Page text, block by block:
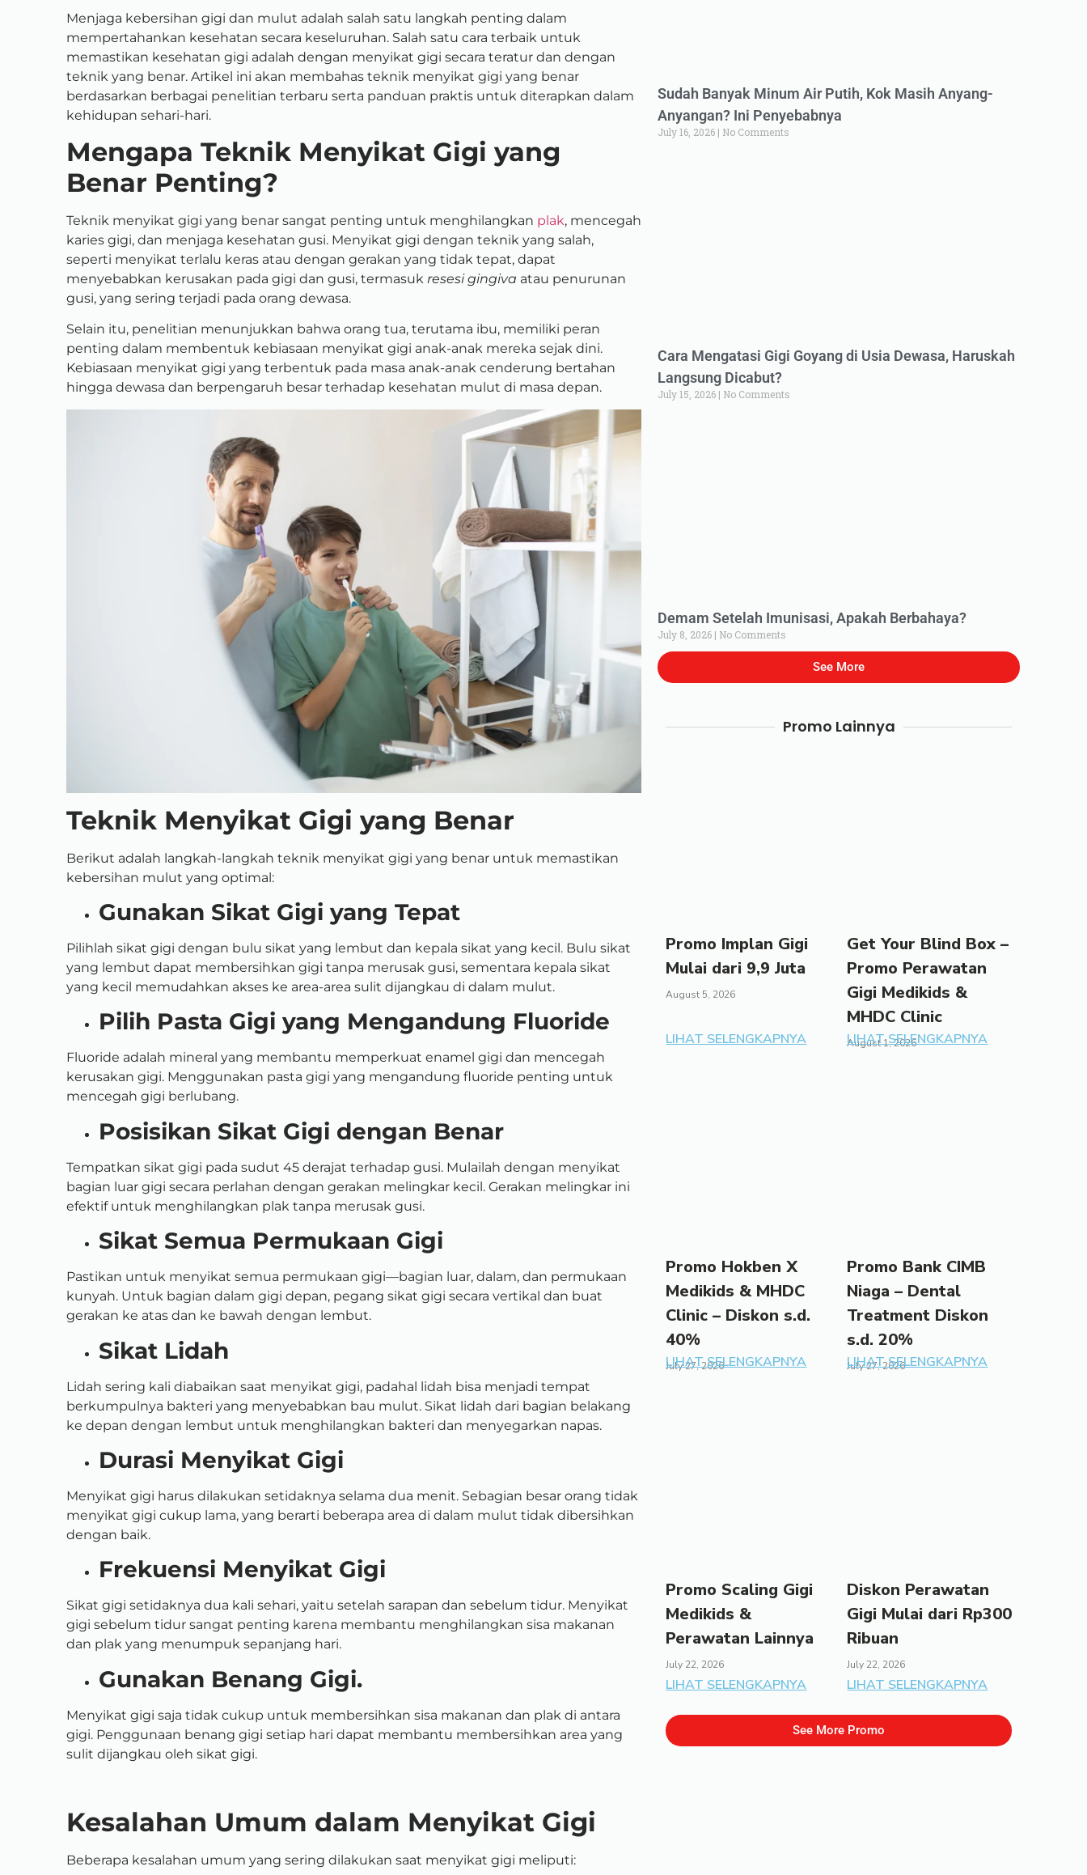
Menjaga kebersihan gigi dan mulut adalah salah satu langkah penting dalam
mempertahankan kesehatan secara keseluruhan. Salah satu cara terbaik untuk
memastikan kesehatan gigi adalah dengan menyikat gigi secara teratur dan dengan
teknik yang benar. Artikel ini akan membahas teknik menyikat gigi yang benar
berdasarkan berbagai penelitian terbaru serta panduan praktis untuk diterapkan dalam
kehidupan sehari-hari.
Mengapa Teknik Menyikat Gigi yang
Benar Penting?
Teknik menyikat gigi yang benar sangat penting untuk menghilangkan plak, mencegah
karies gigi, dan menjaga kesehatan gusi. Menyikat gigi dengan teknik yang salah,
seperti menyikat terlalu keras atau dengan gerakan yang tidak tepat, dapat
menyebabkan kerusakan pada gigi dan gusi, termasuk resesi gingiva atau penurunan
gusi, yang sering terjadi pada orang dewasa.
Selain itu, penelitian menunjukkan bahwa orang tua, terutama ibu, memiliki peran
penting dalam membentuk kebiasaan menyikat gigi anak-anak mereka sejak dini.
Kebiasaan menyikat gigi yang terbentuk pada masa anak-anak cenderung bertahan
hingga dewasa dan berpengaruh besar terhadap kesehatan mulut di masa depan.
Teknik Menyikat Gigi yang Benar
Berikut adalah langkah-langkah teknik menyikat gigi yang benar untuk memastikan
kebersihan mulut yang optimal:
Gunakan Sikat Gigi yang Tepat
Pilihlah sikat gigi dengan bulu sikat yang lembut dan kepala sikat yang kecil. Bulu sikat
yang lembut dapat membersihkan gigi tanpa merusak gusi, sementara kepala sikat
yang kecil memudahkan akses ke area-area sulit dijangkau di dalam mulut.
Pilih Pasta Gigi yang Mengandung Fluoride
Fluoride adalah mineral yang membantu memperkuat enamel gigi dan mencegah
kerusakan gigi. Menggunakan pasta gigi yang mengandung fluoride penting untuk
mencegah gigi berlubang.
Posisikan Sikat Gigi dengan Benar
Tempatkan sikat gigi pada sudut 45 derajat terhadap gusi. Mulailah dengan menyikat
bagian luar gigi secara perlahan dengan gerakan melingkar kecil. Gerakan melingkar ini
efektif untuk menghilangkan plak tanpa merusak gusi.
Sikat Semua Permukaan Gigi
Pastikan untuk menyikat semua permukaan gigi—bagian luar, dalam, dan permukaan
kunyah. Untuk bagian dalam gigi depan, pegang sikat gigi secara vertikal dan buat
gerakan ke atas dan ke bawah dengan lembut.
Sikat Lidah
Lidah sering kali diabaikan saat menyikat gigi, padahal lidah bisa menjadi tempat
berkumpulnya bakteri yang menyebabkan bau mulut. Sikat lidah dari bagian belakang
ke depan dengan lembut untuk menghilangkan bakteri dan menyegarkan napas.
Durasi Menyikat Gigi
Menyikat gigi harus dilakukan setidaknya selama dua menit. Sebagian besar orang tidak
menyikat gigi cukup lama, yang berarti beberapa area di dalam mulut tidak dibersihkan
dengan baik.
Frekuensi Menyikat Gigi
Sikat gigi setidaknya dua kali sehari, yaitu setelah sarapan dan sebelum tidur. Menyikat
gigi sebelum tidur sangat penting karena membantu menghilangkan sisa makanan
dan plak yang menumpuk sepanjang hari.
Gunakan Benang Gigi.
Menyikat gigi saja tidak cukup untuk membersihkan sisa makanan dan plak di antara
gigi. Penggunaan benang gigi setiap hari dapat membantu membersihkan area yang
sulit dijangkau oleh sikat gigi.
Kesalahan Umum dalam Menyikat Gigi
Beberapa kesalahan umum yang sering dilakukan saat menyikat gigi meliputi:
Sudah Banyak Minum Air Putih, Kok Masih Anyang-
Anyangan? Ini Penyebabnya
July 16, 2026 No Comments
Cara Mengatasi Gigi Goyang di Usia Dewasa, Haruskah
Langsung Dicabut?
July 15, 2026 No Comments
Demam Setelah Imunisasi, Apakah Berbahaya?
July 8, 2026 No Comments
See More
Promo Lainnya
Promo Implan Gigi
Mulai dari 9,9 Juta
August 5, 2026
LIHAT SELENGKAPNYA
Get Your Blind Box –
Promo Perawatan
Gigi Medikids &
MHDC Clinic
August 1, 2026
LIHAT SELENGKAPNYA
Promo Hokben X
Medikids & MHDC
Clinic – Diskon s.d.
40%
July 27, 2026
LIHAT SELENGKAPNYA
Promo Bank CIMB
Niaga – Dental
Treatment Diskon
s.d. 20%
July 27, 2026
LIHAT SELENGKAPNYA
Promo Scaling Gigi
Medikids &
Perawatan Lainnya
July 22, 2026
LIHAT SELENGKAPNYA
Diskon Perawatan
Gigi Mulai dari Rp300
Ribuan
July 22, 2026
LIHAT SELENGKAPNYA
See More Promo